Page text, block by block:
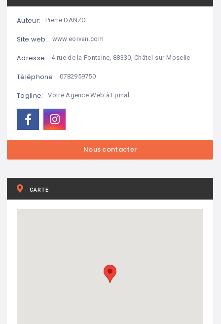
Auteur: Pierre DANZO
Site web: www.eorvan.com
Adresse: 4 rue de la Fontaine, 88330, Châtel-sur-Moselle
Téléphone: 0782959750
Tagline: Votre Agence Web à Epinal
CARTE